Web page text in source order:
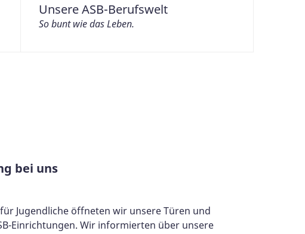
Unsere ASB-Berufswelt
So bunt wie das Leben.
bei uns
Jugendliche öffneten wir unsere Türen und
Einrichtungen. Wir informierten über unsere